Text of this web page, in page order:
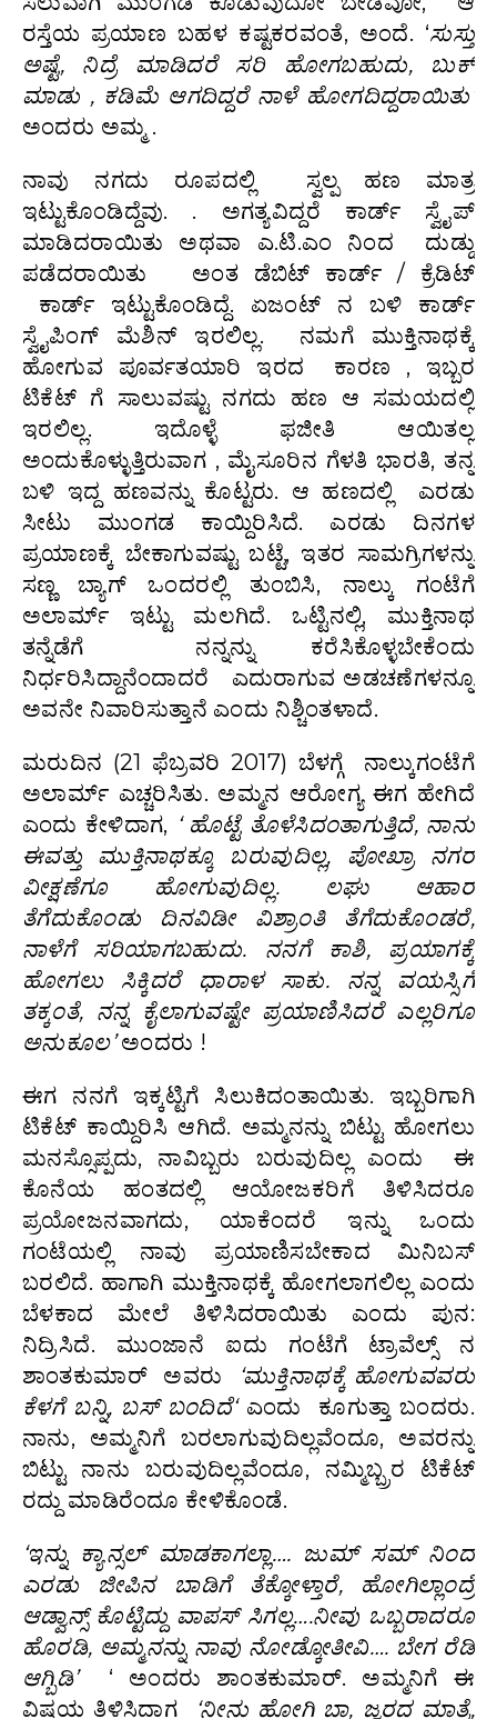
ರಸ್ತೆಯ ಪ್ರಯಾಣ ಬಹಳ ಕಷ್ಟಕರವಂತೆ, ಅಂದೆ. ‘ಸುಸ್ತು
ಅಷ್ಟೆ, ನಿದ್ರೆ ಮಾಡಿದರೆ ಸರಿ ಹೋಗಬಹುದು, ಬುಕ್
ಮಾಡು , ಕಡಿಮೆ ಆಗದಿದ್ದರೆ ನಾಳೆ ಹೋಗದಿದ್ದರಾಯಿತು’
ಅಂದರು ಅಮ್ಮ .
ನಾವು ನಗದು ರೂಪದಲ್ಲಿ ಸ್ವಲ್ಪ ಹಣ ಮಾತ್ರ
ಇಟ್ಟುಕೊಂಡಿದ್ದೆವು. . ಅಗತ್ಯವಿದ್ದರೆ ಕಾರ್ಡ್ ಸ್ವೈಪ್
ಮಾಡಿದರಾಯಿತು ಅಥವಾ ಎ.ಟಿ.ಎಂ ನಿಂದ ದುಡ್ಡು
ಪಡೆದರಾಯಿತು ಅಂತ ಡೆಬಿಟ್ ಕಾರ್ಡ್ / ಕ್ರೆಡಿಟ್
ಕಾರ್ಡ್ ಇಟ್ಟುಕೊಂಡಿದ್ದೆ. ಏಜಂಟ್ ನ ಬಳಿ ಕಾರ್ಡ್
ಸ್ವೈಪಿಂಗ್ ಮೆಶಿನ್ ಇರಲಿಲ್ಲ. ನಮಗೆ ಮುಕ್ತಿನಾಥಕ್ಕೆ
ಹೋಗುವ ಪೂರ್ವತಯಾರಿ ಇರದ ಕಾರಣ , ಇಬ್ಬರ
ಟಿಕೆಟ್ ಗೆ ಸಾಲುವಷ್ಟು ನಗದು ಹಣ ಆ ಸಮಯದಲ್ಲಿ
ಇರಲಿಲ್ಲ. ಇದೊಳ್ಳೆ ಫಜೀತಿ ಆಯಿತಲ್ಲ
ಅಂದುಕೊಳ್ಳುತ್ತಿರುವಾಗ , ಮೈಸೂರಿನ ಗೆಳತಿ ಭಾರತಿ, ತನ್ನ
ಬಳಿ ಇದ್ದ ಹಣವನ್ನು ಕೊಟ್ಟರು. ಆ ಹಣದಲ್ಲಿ ಎರಡು
ಸೀಟು ಮುಂಗಡ ಕಾಯ್ದಿರಿಸಿದೆ. ಎರಡು ದಿನಗಳ
ಪ್ರಯಾಣಕ್ಕೆ ಬೇಕಾಗುವಷ್ಟು ಬಟ್ಟೆ, ಇತರ ಸಾಮಗ್ರಿಗಳನ್ನು
ಸಣ್ಣ ಬ್ಯಾಗ್ ಒಂದರಲ್ಲಿ ತುಂಬಿಸಿ, ನಾಲ್ಕು ಗಂಟೆಗೆ
ಅಲಾರ್ಮ್ ಇಟ್ಟು ಮಲಗಿದೆ. ಒಟ್ಟಿನಲ್ಲಿ, ಮುಕ್ತಿನಾಥ
ತನ್ನೆಡೆಗೆ ನನ್ನನ್ನು ಕರೆಸಿಕೊಳ್ಳಬೇಕೆಂದು
ನಿರ್ಧರಿಸಿದ್ದಾನೆಂದಾದರೆ ಎದುರಾಗುವ ಅಡಚಣೆಗಳನ್ನೂ
ಅವನೇ ನಿವಾರಿಸುತ್ತಾನೆ ಎಂದು ನಿಶ್ಚಿಂತಳಾದೆ.
ಮರುದಿನ (21 ಫೆಬ್ರವರಿ 2017) ಬೆಳಗ್ಗೆ ನಾಲ್ಕುಗಂಟೆಗೆ
ಅಲಾರ್ಮ್ ಎಚ್ಚರಿಸಿತು. ಅಮ್ಮನ ಆರೋಗ್ಯ ಈಗ ಹೇಗಿದೆ
ಎಂದು ಕೇಳಿದಾಗ, ‘ ಹೊಟ್ಟೆ ತೊಳೆಸಿದಂತಾಗುತ್ತಿದೆ, ನಾನು
ಈವತ್ತು
ಮುಕ್ತಿನಾಥಕ್ಕೂ ಬರುವುದಿಲ್ಲ, ಪೋಖ್ರಾ
ನಗರ
ವೀಕ್ಷಣೆಗೂ
ಹೋಗುವುದಿಲ್ಲ. ಲಘು
ಆಹಾರ
ತೆಗೆದುಕೊಂಡು
ದಿನವಿಡೀ ವಿಶ್ರಾಂತಿ ತೆಗೆದುಕೊಂಡರೆ,
ನಾಳೆಗೆ
ಸರಿಯಾಗಬಹುದು. ನನಗೆ ಕಾಶಿ, ಪ್ರಯಾಗಕ್ಕೆ
ಹೋಗಲು ಸಿಕ್ಕಿದರೆ ಧಾರಾಳ ಸಾಕು. ನನ್ನ ವಯಸ್ಸಿಗೆ
ತಕ್ಕಂತೆ, ನನ್ನ ಕೈಲಾಗುವಷ್ಟೇ ಪ್ರಯಾಣಿಸಿದರೆ ಎಲ್ಲರಿಗೂ
ಅನುಕೂಲ’ಅಂದರು !
ಈಗ ನನಗೆ ಇಕ್ಕಟ್ಟಿಗೆ ಸಿಲುಕಿದಂತಾಯಿತು. ಇಬ್ಬರಿಗಾಗಿ
ಟಿಕೆಟ್ ಕಾಯ್ದಿರಿಸಿ ಆಗಿದೆ. ಅಮ್ಮನನ್ನು ಬಿಟ್ಟು ಹೋಗಲು
ಮನಸ್ಸೊಪ್ಪದು, ನಾವಿಬ್ಬರು ಬರುವುದಿಲ್ಲ ಎಂದು ಈ
ಕೊನೆಯ ಹಂತದಲ್ಲಿ ಆಯೋಜಕರಿಗೆ ತಿಳಿಸಿದರೂ
ಪ್ರಯೋಜನವಾಗದು, ಯಾಕೆಂದರೆ ಇನ್ನು ಒಂದು
ಗಂಟೆಯಲ್ಲಿ ನಾವು ಪ್ರಯಾಣಿಸಬೇಕಾದ ಮಿನಿಬಸ್
ಬರಲಿದೆ. ಹಾಗಾಗಿ ಮುಕ್ತಿನಾಥಕ್ಕೆ ಹೋಗಲಾಗಲಿಲ್ಲ ಎಂದು
ಬೆಳಕಾದ ಮೇಲೆ ತಿಳಿಸಿದರಾಯಿತು ಎಂದು ಪುನ:
ನಿದ್ರಿಸಿದೆ. ಮುಂಜಾನೆ ಐದು ಗಂಟೆಗೆ ಟ್ರಾವೆಲ್ಸ್ ನ
ಶಾಂತಕುಮಾರ್ ಅವರು
‘ಮುಕ್ತಿನಾಥಕ್ಕೆ ಹೋಗುವವರು
ಕೆಳಗೆ ಬನ್ನಿ, ಬಸ್ ಬಂದಿದೆ‘ ಎಂದು ಕೂಗುತ್ತಾ ಬಂದರು.
ನಾನು, ಅಮ್ಮನಿಗೆ ಬರಲಾಗುವುದಿಲ್ಲವೆಂದೂ, ಅವರನ್ನು
ಬಿಟ್ಟು ನಾನು ಬರುವುದಿಲ್ಲವೆಂದೂ, ನಮ್ಮಿಬ್ಬ್ರರ ಟಿಕೆಟ್
ರದ್ದು ಮಾಡಿರೆಂದೂ ಕೇಳಿಕೊಂಡೆ.
‘ಇನ್ನು ಕ್ಯಾನ್ಸಲ್ ಮಾಡಕಾಗಲ್ಲಾ…. ಜುಮ್ ಸಮ್ ನಿಂದ
ಎರಡು
ಜೀಪಿನ ಬಾಡಿಗೆ ತೆಕ್ಕೋಳ್ತಾರೆ, ಹೋಗಿಲ್ಲಾಂದ್ರೆ
ಆಡ್ವಾನ್ಸ್ ಕೊಟ್ಟಿದ್ದು ವಾಪಸ್ ಸಿಗಲ್ಲ….ನೀವು ಒಬ್ಬರಾದರೂ
ಹೊರಡಿ, ಅಮ್ಮನನ್ನು ನಾವು ನೋಡ್ಕೋತೀವಿ…. ಬೇಗ ರೆಡಿ
ಆಗ್ಬಿಡಿ’‘ ಅಂದರು ಶಾಂತಕುಮಾರ್. ಅಮ್ಮನಿಗೆ ಈ
ವಿಷಯ ತಿಳಿಸಿದಾಗ
‘ನೀನು ಹೋಗಿ ಬಾ, ಜ್ವರದ ಮಾತ್ರೆ,